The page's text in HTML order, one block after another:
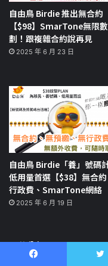
自由鳥 Birdie 推出無合約
【$98】SmarTone無限
劃！跟複雜合約說再見
2025 年 6 月 23 日
自由鳥 Birdie「養」號碼
低用量首選【$38】無合
行政費、SmarTone網絡
2025 年 6 月 19 日
品牌分類